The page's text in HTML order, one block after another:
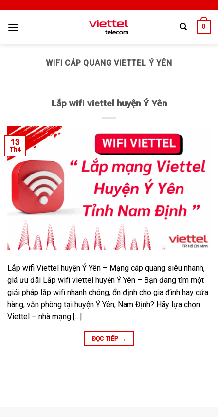
0
WIFI CÁP QUANG VIETTEL Ý YÊN
Lắp wifi viettel huyện Ý Yên
13
Th4
Lắp wifi Viettel huyện Ý Yên – Mạng cáp quang siêu nhanh,
giá ưu đãi Lắp wifi viettel huyện Ý Yên – Bạn đang tìm một
giải pháp lắp wifi nhanh chóng, ổn định cho gia đình hay cửa
hàng, văn phòng tại huyện Ý Yên, Nam Định? Hãy lựa chọn
Viettel – nhà mạng […]
ĐỌC TIẾP →